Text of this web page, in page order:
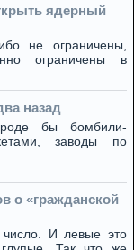
ядерный
не ограничены,
ограничены в
назад
бы бомбили-
заводы по
о «гражданской
И левые это